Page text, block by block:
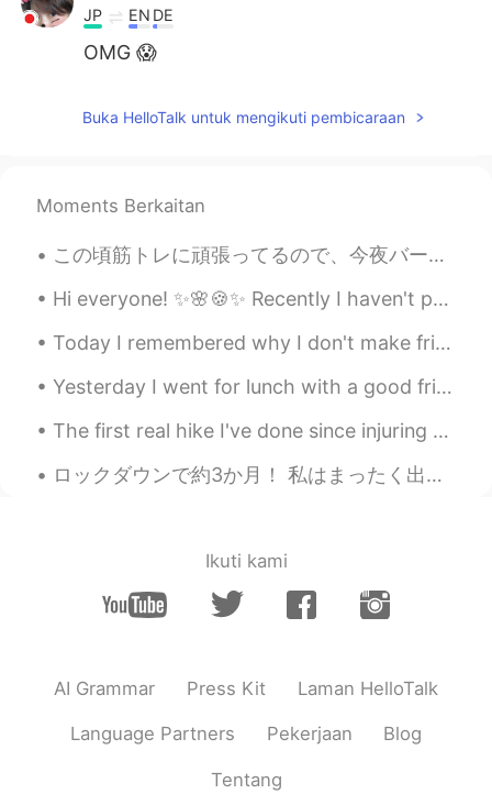
JP EN DE
OMG 😱
JP EN
JP EN
え、ハロートークでのパクリ？信じられな
い！おバカな事を😂
JP EN
なにこれwwww こんなことする人いるん
怖っ😱丸ごとパクってるじゃんね💦 肉まん
パクリ…だね😕
yupenmome 2020.11.20 23:37
Buka HelloTalk untuk mengikuti pembicaraan
Moments Berkaitan
この頃筋トレに頑張ってるので、今夜バーベキューでいっぱいを肉を焼いた Since I’m working hard at weight training these days, tonight ...
Hi everyone! ✨🌸🍪✨ Recently I haven't posted a lot. 😟😟 I've been speaking to a friend helping the...
Today I remembered why I don't make fried food at home. I had to fight the oil that was using it'...
Yesterday I went for lunch with a good friend and I had Katsudon... 大変美味しかったです!😋 this reminded me...
The first real hike I've done since injuring my knee. I finally recovered enough to be able to go...
ロックダウンで約3か月！ 私はまったく出かけていません。出かけないと寂しくなるね！友達と会えなくてもとても寂しいです！ でもバルコニーから空を見ると幸せになる☺️ で、モルディブはただ綺麗な海と...
Ikuti kami
AI Grammar Press Kit Laman HelloTalk
Language Partners Pekerjaan Blog
Tentang